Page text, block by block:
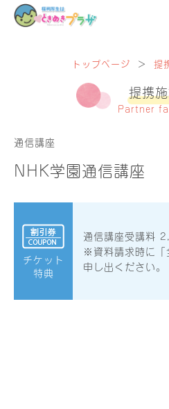
トップページ ＞ 提
提携
Partner
通信講座
NHK学園通信講座
チケット
特典
通信講座受講料
※資料請求時に「
申し出ください。